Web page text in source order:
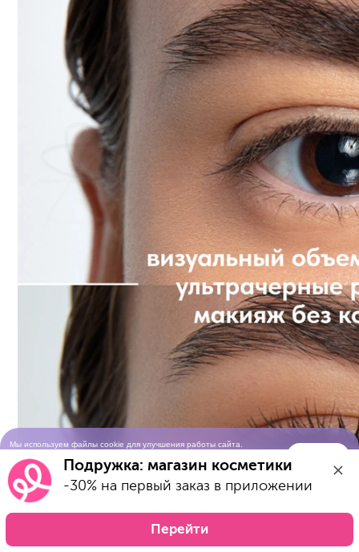
Мы используем файлы cookie для улучшения работы сайта.
использования cookie-файловПодружка: магазин косметики
-30% на первый заказ в приложении
Перейти